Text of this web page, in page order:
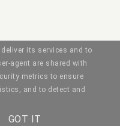
its services and to
agent are shared with
metrics to ensure
and to detect and
GOT IT